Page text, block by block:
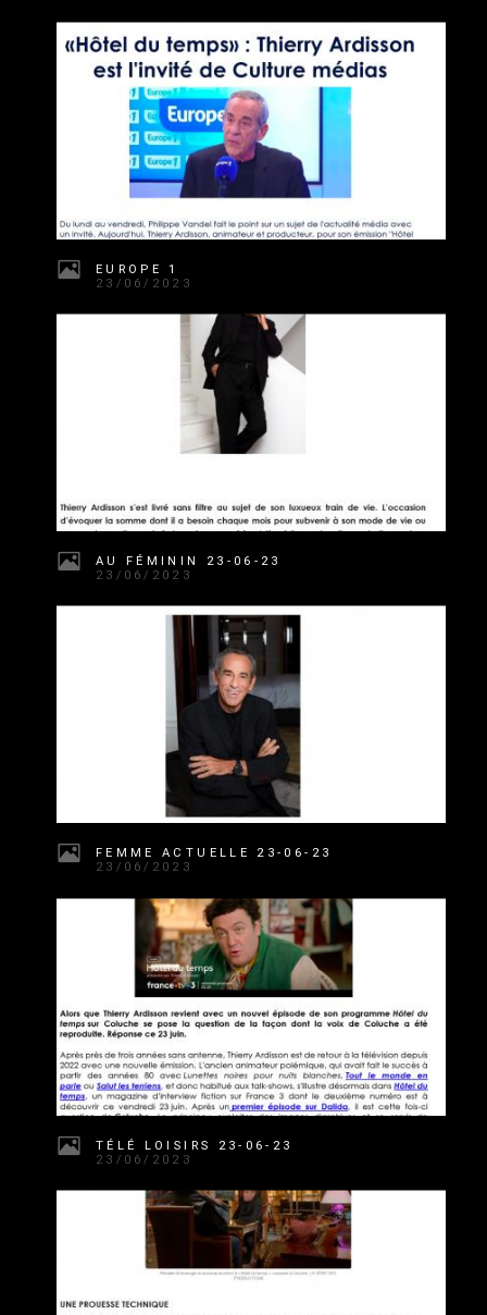
EUROPE 1
23/06/2023
AU FÉMININ 23-06-23
23/06/2023
FEMME ACTUELLE 23-06-23
23/06/2023
TÉLÉ LOISIRS 23-06-23
23/06/2023